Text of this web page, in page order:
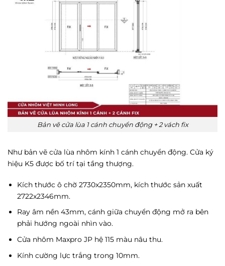
Bản vẽ cửa lùa 1 cánh chuyển động + 2 vách fix
Như bản vẽ cửa lùa nhôm kính 1 cánh chuyển động. Cửa ký
hiệu K5 được bố trí tại tầng thượng.
Kích thước ô chờ 2730x2350mm, kích thước sản xuất
2722x2346mm.
Ray âm nền 43mm, cánh giữa chuyển động mở ra bên
phải hướng ngoài nhìn vào.
Cửa nhôm Maxpro JP hệ 115 màu nâu thu.
Kính cường lực trắng trong 10mm.